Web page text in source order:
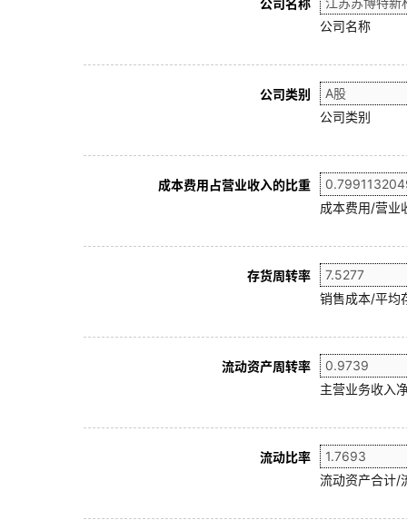
公司名称
公司名称
公司类别
公司类别
成本费用占营业收入的比重
成本费用/营业
存货周转率
销售成本/平均
流动资产周转率
主营业务收入
流动比率
流动资产合计/